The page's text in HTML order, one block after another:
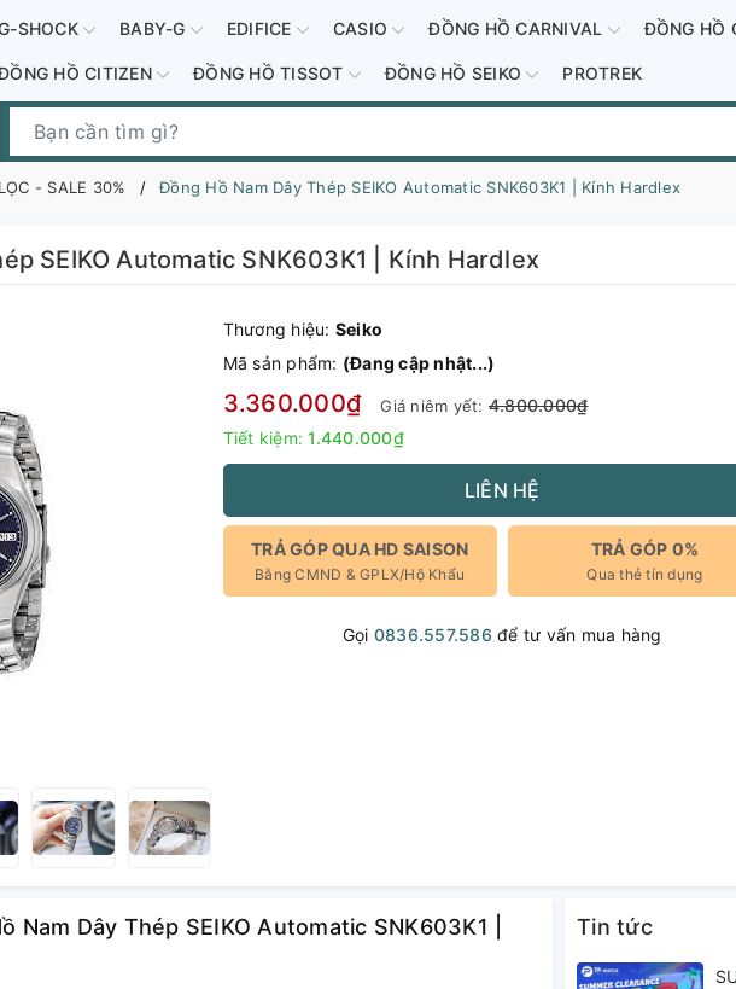
SHOCK BABY-G EDIFICE CASIO ĐỒNG HỒ CARNIVAL ĐỒNG HỒ
HỒ CITIZEN ĐỒNG HỒ TISSOT ĐỒNG HỒ SEIKO PROTREK
- SALE 30% Đồng Hồ Nam Dây Thép SEIKO Automatic SNK603K1 | Kính Hardlex
SEIKO Automatic SNK603K1 | Kính Hardlex
Thương hiệu: Seiko
Mã sản phẩm: (Đang cập nhật...)
3.360.000₫ Giá niêm yết: 4.800.000₫
Tiết kiệm:1.440.000₫
LIÊN HỆ
TRẢ GÓP QUA HD SAISON
Bằng CMND & GPLX/Hộ Khẩu
TRẢ GÓP 0%
Qua thẻ tín dụng
Gọi 0836.557.586 để tư vấn mua hàng
Dây Thép SEIKO Automatic SNK603K1 |
Tin tức